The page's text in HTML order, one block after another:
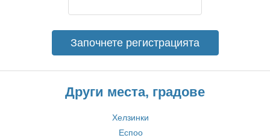
Започнете регистрацията
Други места, градове
Хелзинки
Еспоо